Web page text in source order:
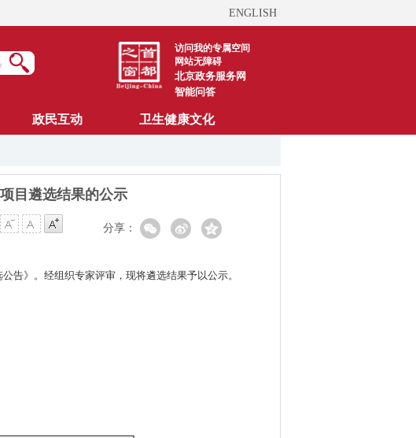
ENGLISH
访问我的专属空间
网站无障碍
北京政务服务网
智能问答
政民互动 卫生健康文化
目遴选结果的公示
分享：
告》。经组织专家评审，现将遴选结果予以公示。